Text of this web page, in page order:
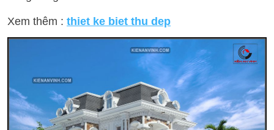
Xem thêm : thiet ke biet thu dep